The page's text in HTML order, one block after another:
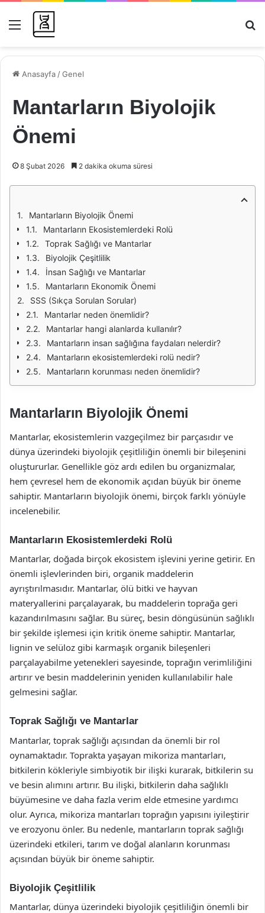
Menü
Anasayfa /Genel
Mantarların Biyolojik
Önemi
8 Şubat 2026 2 dakika okuma süresi
Mantarların Biyolojik Önemi
Mantarların Ekosistemlerdeki Rolü
Toprak Sağlığı ve Mantarlar
Biyolojik Çeşitlilik
İnsan Sağlığı ve Mantarlar
Mantarların Ekonomik Önemi
SSS (Sıkça Sorulan Sorular)
Mantarlar neden önemlidir?
Mantarlar hangi alanlarda kullanılır?
Mantarların insan sağlığına faydaları nelerdir?
Mantarların ekosistemlerdeki rolü nedir?
Mantarların korunması neden önemlidir?
Mantarların Biyolojik Önemi
Mantarlar, ekosistemlerin vazgeçilmez bir parçasıdır ve
dünya üzerindeki biyolojik çeşitliliğin önemli bir bileşenini
oluştururlar. Genellikle göz ardı edilen bu organizmalar,
hem çevresel hem de ekonomik açıdan büyük bir öneme
sahiptir. Mantarların biyolojik önemi, birçok farklı yönüyle
incelenebilir.
Mantarların Ekosistemlerdeki Rolü
Mantarlar, doğada birçok ekosistem işlevini yerine getirir. En
önemli işlevlerinden biri, organik maddelerin
ayrıştırılmasıdır. Mantarlar, ölü bitki ve hayvan
materyallerini parçalayarak, bu maddelerin toprağa geri
kazandırılmasını sağlar. Bu süreç, besin döngüsünün sağlıklı
bir şekilde işlemesi için kritik öneme sahiptir. Mantarlar,
lignin ve selüloz gibi karmaşık organik bileşenleri
parçalayabilme yetenekleri sayesinde, toprağın verimliliğini
artırır ve besin maddelerinin yeniden kullanılabilir hale
gelmesini sağlar.
Toprak Sağlığı ve Mantarlar
Mantarlar, toprak sağlığı açısından da önemli bir rol
oynamaktadır. Toprakta yaşayan mikoriza mantarları,
bitkilerin kökleriyle simbiyotik bir ilişki kurarak, bitkilerin su
ve besin alımını artırır. Bu ilişki, bitkilerin daha sağlıklı
büyümesine ve daha fazla verim elde etmesine yardımcı
olur. Ayrıca, mikoriza mantarları toprağın yapısını iyileştirir
ve erozyonu önler. Bu nedenle, mantarların toprak sağlığı
üzerindeki etkileri, tarım ve doğal alanların korunması
açısından büyük bir öneme sahiptir.
Biyolojik Çeşitlilik
Mantarlar, dünya üzerindeki biyolojik çeşitliliğin önemli bir